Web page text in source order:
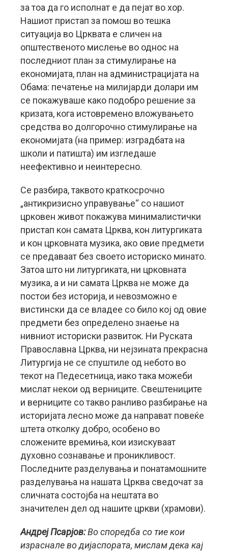
за тоа да го исполнат е да пејат во хор.
Нашиот пристап за помош во тешка
ситуација во Црквата е сличен на
општественото мислење во однос на
последниот план за стимулирање на
економијата, план на администрацијата на
Обама: печатење на милијарди долари им
се покажуваше како подобро решение за
кризата, кога истовремено вложувањето
средства во долгорочно стимулирање на
економијата (на пример: изградбата на
школи и патишта) им изгледаше
неефективно и неинтересно.
Се разбира, таквото краткосрочно
„антикризисно управување“ со нашиот
црковен живот покажува минималистички
пристап кон самата Црква, кон литургиката
и кон црковната музика, ако овие предмети
се предаваат без своето историско минато.
Затоа што ни литургиката, ни црковната
музика, а и ни самата Црква не може да
постои без историја, и невозможно е
вистински да се владее со било кој од овие
предмети без определено знаење на
нивниот историски развиток. Ни Руската
Православна Црква, ни нејзината прекрасна
Литургија не се спуштиле од небото во
текот на Педесетница, иако така можеби
мислат некои од верниците. Свештениците
и верниците со такво ранливо разбирање на
историјата лесно може да направат повеќе
штета отколку добро, особено во
сложените времиња, кои изискуваат
духовно сознавање и проникливост.
Последните разделувања и понатамошните
разделувања на нашата Црква сведочат за
сличната состојба на нештата во
значителен дел од нашите цркви (храмови).
Андреј Псарјов:Во споредба со тие кои
израснале во дијаспората, мислам дека кај